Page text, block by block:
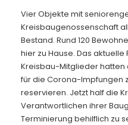
Vier Objekte mit
Kreisbaugenossenschaft
Bestand. Rund 120
hier zu Hause. Das
Kreisbau-Mitglieder hatten
für die Corona-Impfungen
reservieren. Jetzt half die
Verantwortlichen ihrer
Terminierung behilflich zu